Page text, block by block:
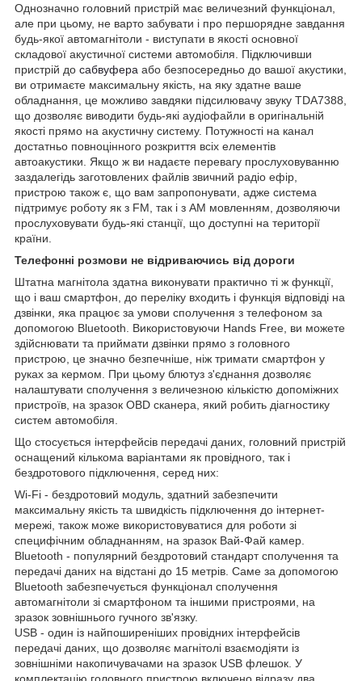
Однозначно головний пристрій має величезний функціонал,
але при цьому, не варто забувати і про першорядне завдання
будь-якої автомагнітоли - виступати в якості основної
складової акустичної системи автомобіля. Підключивши
пристрій до сабвуфера або безпосередньо до вашої акустики,
ви отримаєте максимальну якість, на яку здатне ваше
обладнання, це можливо завдяки підсилювачу звуку TDA7388,
що дозволяє виводити будь-які аудіофайли в оригінальній
якості прямо на акустичну систему. Потужності на канал
достатньо повноцінного розкриття всіх елементів
автоакустики. Якщо ж ви надаєте перевагу прослуховуванню
заздалегідь заготовлених файлів звичний радіо ефір,
пристрою також є, що вам запропонувати, адже система
підтримує роботу як з FM, так і з AM мовленням, дозволяючи
прослуховувати будь-які станції, що доступні на території
країни.
Телефонні розмови не відриваючись від дороги
Штатна магнітола здатна виконувати практично ті ж функції,
що і ваш смартфон, до переліку входить і функція відповіді на
дзвінки, яка працює за умови сполучення з телефоном за
допомогою Bluetooth. Використовуючи Hands Free, ви можете
здійснювати та приймати дзвінки прямо з головного
пристрою, це значно безпечніше, ніж тримати смартфон у
руках за кермом. При цьому блютуз з'єднання дозволяє
налаштувати сполучення з величезною кількістю допоміжних
пристроїв, на зразок OBD сканера, який робить діагностику
систем автомобіля.
Що стосується інтерфейсів передачі даних, головний пристрій
оснащений кількома варіантами як провідного, так і
бездротового підключення, серед них:
Wi-Fi - бездротовий модуль, здатний забезпечити
максимальну якість та швидкість підключення до інтернет-
мережі, також може використовуватися для роботи зі
специфічним обладнанням, на зразок Вай-Фай камер.
Bluetooth - популярний бездротовий стандарт сполучення та
передачі даних на відстані до 15 метрів. Саме за допомогою
Bluetooth забезпечується функціонал сполучення
автомагнітоли зі смартфоном та іншими пристроями, на
зразок зовнішнього гучного зв'язку.
USB - один із найпоширеніших провідних інтерфейсів
передачі даних, що дозволяє магнітолі взаємодіяти із
зовнішніми накопичувачами на зразок USB флешок. У
комплектацію головного пристрою включено відразу два